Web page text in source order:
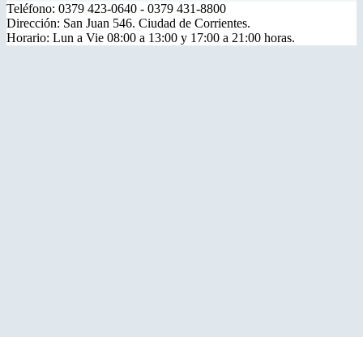
Teléfono: 0379 423-0640 - 0379 431-8800
Dirección: San Juan 546. Ciudad de Corrientes.
Horario: Lun a Vie 08:00 a 13:00 y 17:00 a 21:00 horas.